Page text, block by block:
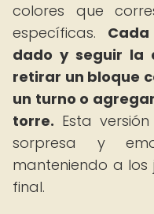
colores que
específicas.
dado y seguir la
retirar un bloque
un turno o
torre. Esta
sorpresa y
manteniendo a
final.